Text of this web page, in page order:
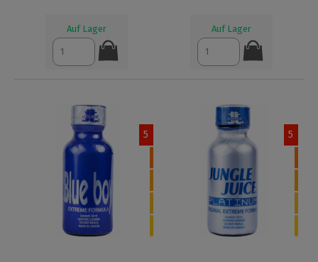
Auf Lager Auf Lager
5 5